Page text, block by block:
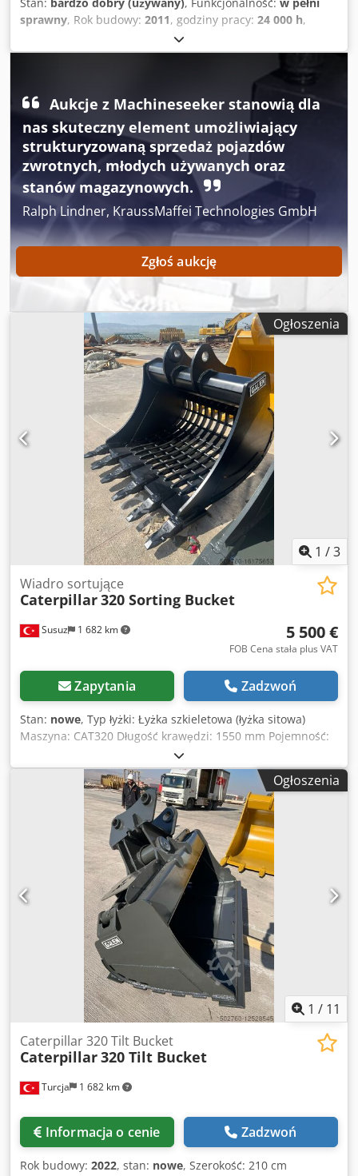
sprawny, Rok budowy: 2011, godziny pracy: 24 000 h,
Maszyna jest w bardzo dobrym stanie i gotowa do użycia.
Djdpfx Amozam Efo Dekr
Aukcje z Machineseeker stanowią dla
nas skuteczny element umożliwiający
strukturyzowaną sprzedaż pojazdów
zwrotnych, młodych używanych oraz
stanów magazynowych.
Ralph Lindner, KraussMaffei Technologies GmbH
Zgłoś aukcję
Ogłoszenia
1 /3
Susuz 1 682 km
Wiadro sortujące
Caterpillar320 Sorting Bucket
5 500 €
FOB Cena stała plus VAT
Zapytania Zadzwoń
Stan: nowe, Typ łyżki: Łyżka szkieletowa (łyżka sitowa)
Maszyna: CAT320 Długość krawędzi: 1550 mm Pojemność:
1,35 m^3 W celu uzyskania szczegółowych informacji i
zapytań prosimy o kontakt Dedpfxjtqyvgo Am Dskr
Ogłoszenia
1 / 11
Turcja 1 682 km
Caterpillar 320 Tilt Bucket
Caterpillar320 Tilt Bucket
Informacja o cenie Zadzwoń
Rok budowy: 2022, stan: nowe, Szerokość: 210 cm